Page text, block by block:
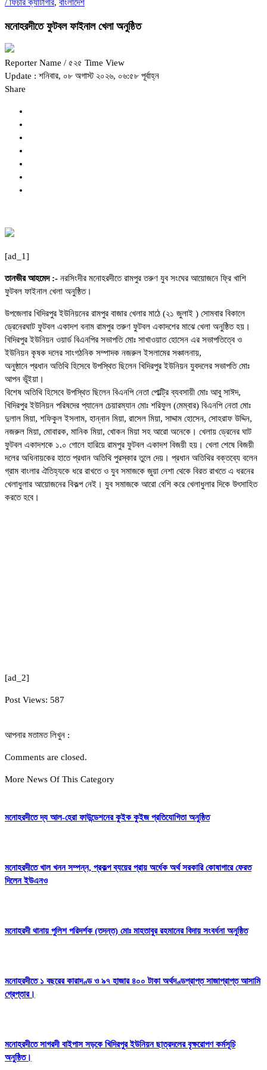
/ ফিচার ক্যাটাগরি, বাংলাদেশ
মনোহরদীতে ফুটবল ফাইনাল খেলা অনুষ্ঠিত
Reporter Name / ৫২৫ Time View
Update : শনিবার, ০৮ অগাস্ট ২০২৬, ০৬:৫৮ পূর্বাহ্ন
Share
[ad_1]
তানভীর আহমেদ :- নরসিংদীর মনোহরদীতে রামপুর তরুণ যুব সংঘের আয়োজনে ফ্রি খাশি
ফুটবল ফাইনাল খেলা অনুষ্ঠিত।
উপজেলার খিদিরপুর ইউনিয়নের রামপুর বাজার খেলার মাঠে (২১ জুলাই ) সোমবার বিকালে
ড্রেনেরঘাট ফুটবল একাদশ বনাম রামপুর তরুণ ফুটবল একাদশের মাঝে খেলা অনুষ্ঠিত হয়।
খিদিরপুর ইউনিয়ন ওয়ার্ড বিএনপির সভাপতি মোঃ সাখাওয়াত হোসেন এর সভাপতিত্বে ও
ইউনিয়ন কৃষক দলের সাংগঠনিক সম্পাদক নজরুল ইসলামের সঞ্চালনায়,
অনুষ্ঠানে প্রধান অতিথি হিসেবে উপস্থিত ছিলেন খিদিরপুর ইউনিয়ন যুবদলের সভাপতি মোঃ
আপন ভূঁইয়া।
বিশেষ অতিথি হিসেবে উপস্থিত ছিলেন বিএনপি নেতা পোল্ট্রি ব্যবসায়ী মোঃ আবু সাঈদ,
খিদিরপুর ইউনিয়ন পরিষদের প্যানেল চেয়ারম্যান মোঃ শরিফুল (মেম্বার) বিএনপি নেতা মোঃ
দুলাল মিয়া, শফিকুল ইসলাম, হান্নান মিয়া, রাসেল মিয়া, সাদ্দাম হোসেন, সোহরাফ উদ্দিন,
নজরুল মিয়া, মোবারক, মানিক মিয়া, খোকন মিয়া সহ আরো অনেকে। খেলায় ড্রেনের ঘাট
ফুটবল একাদশকে ১.০ গোলে হারিয়ে রামপুর ফুটবল একাদশ বিজয়ী হয়। খেলা শেষে বিজয়ী
দলের অধিনায়কের হাতে প্রধান অতিথি পুরস্কার তুলে দেয়। প্রধান অতিথির বক্তব্যে বলেন
গ্রাম বাংলার ঐতিহ্যকে ধরে রাখতে ও যুব সমাজকে জুয়া নেশা থেকে বিরত রাখতে এ ধরনের
খেলাধুলার আয়োজনের বিকল্প নেই। যুব সমাজকে আরো বেশি করে খেলাধুলার দিকে উৎসাহিত
করতে হবে।
[ad_2]
Post Views: 587
আপনার মতামত লিখুন :
Comments are closed.
More News Of This Category
মনোহরদীতে দ্য আল-হেরা ফাউন্ডেশনের কুইক কুইজ প্রতিযোগিতা অনুষ্ঠিত
মনোহরদীতে খাল খনন সম্পন্ন, প্রকল্প ব্যয়ের প্রায় অর্ধেক অর্থ সরকারি কোষাগারে ফেরত
দিলেন ইউএনও
মনোহরদী থানায় পুলিশ পরিদর্শক (তদন্ত) মোঃ মাহতাবুর রহমানের বিদায় সংবর্ধনা অনুষ্ঠিত
মনোহরদীতে ১ বছরের কারাদণ্ড ও ৯৭ হাজার ৪০০ টাকা অর্থদণ্ডপ্রাপ্ত সাজাপ্রাপ্ত আসামি
গ্রেপ্তার।
মনোহরদীতে সাগরদী বাইপাস সড়কে খিদিরপুর ইউনিয়ন ছাত্রদলের বৃক্ষরোপণ কর্মসূচি
অনুষ্ঠিত।